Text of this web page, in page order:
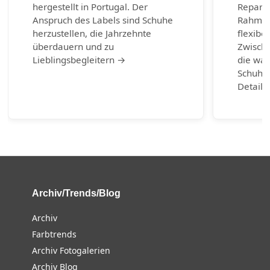
hergestellt in Portugal. Der
Anspruch des Labels sind Schuhe
herzustellen, die Jahrzehnte
überdauern und zu
Lieblingsbegleitern →
flexibel
die
Detail
Archiv/Trends/Blog
Archiv
Farbtrends
Archiv Fotogalerien
Archiv Blog